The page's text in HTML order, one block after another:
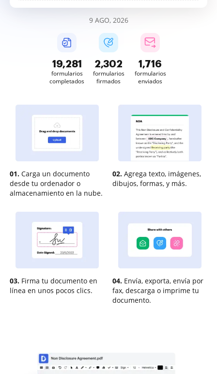
9 AGO, 2026
19,282
formularios
completados
2,302
formularios
firmados
1,716
formularios
enviados
01. Carga un documento
desde tu ordenador o
almacenamiento en la nube.
02. Agrega texto, imágenes,
dibujos, formas, y más.
03. Firma tu documento en
línea en unos pocos clics.
04. Envía, exporta, envía por
fax, descarga o imprime tu
documento.